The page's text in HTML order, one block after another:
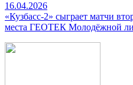
16.04.2026
«Кузбасс-2» сыграет матчи
места ГЕОТЕК Молодёжной